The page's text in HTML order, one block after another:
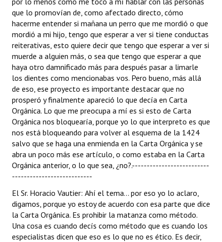
que lo promovían de, como afectado directo, cómo
hacerme entender si mañana un perro que me mordió o que
mordió a mi hijo, tengo que esperar a ver si tiene conductas
reiterativas, esto quiere decir que tengo que esperar a ver si
muerde a alguien más, o sea que tengo que esperar a que
haya otro damnificado más para después pasar a limarle
los dientes como mencionabas vos. Pero bueno, más allá
de eso, ese proyecto es importante destacar que no
prosperó y finalmente apareció lo que decía en Carta
Orgánica. Lo que me preocupa a mí es si esto de Carta
Orgánica nos bloquearía, porque yo lo que interpreto es que
nos está bloqueando para volver al esquema de la 1424
salvo que se haga una enmienda en la Carta Orgánica y se
abra un poco más ese artículo, o como estaba en la Carta
Orgánica anterior, o lo que sea, ¿no?.--------------------------
---------------------------
El Sr. Horacio Vautier: Ahí el tema... por eso yo lo aclaro,
digamos, porque yo estoy de acuerdo con esa parte que dice
la Carta Orgánica. Es prohibir la matanza como método.
Una cosa es cuando decís como método que es cuando los
especialistas dicen que eso es lo que no es ético. Es decir,